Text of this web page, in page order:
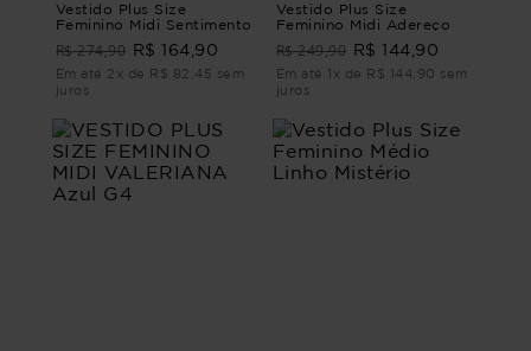
Vestido Plus Size
Feminino Midi Sentimento
R$ 274,90 R$ 164,90
Em até 2x de R$ 82,45 sem
juros
Vestido Plus Size
Feminino Midi Adereço
R$ 249,90 R$ 144,90
Em até 1x de R$ 144,90 sem
juros